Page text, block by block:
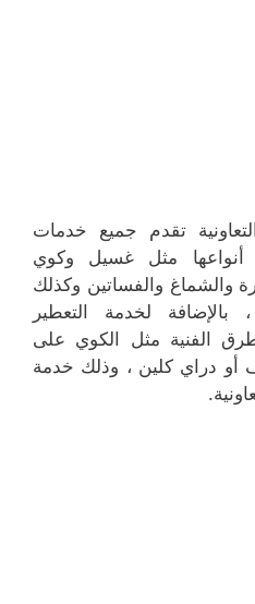
تقدم جميع خدمات
أنواعها مثل غسيل وكوي
والشماغ والفساتين وكذلك
لخدمة التعطير
الفنية مثل الكوي على
أو دراي كلين ، وذلك خدمة